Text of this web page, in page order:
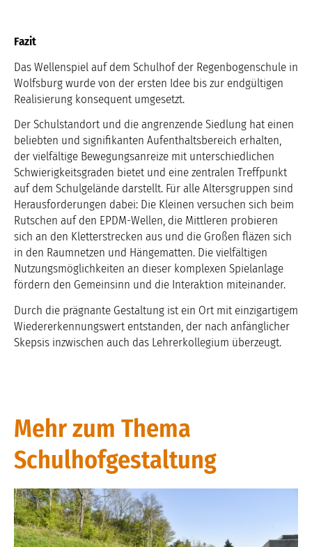
Fazit
Das Wellenspiel auf dem Schulhof der Regenbogenschule in
Wolfsburg wurde von der ersten Idee bis zur endgültigen
Realisierung konsequent umgesetzt.
Der Schulstandort und die angrenzende Siedlung hat einen
beliebten und signifikanten Aufenthaltsbereich erhalten,
der vielfältige Bewegungsanreize mit unterschiedlichen
Schwierigkeitsgraden bietet und eine zentralen Treffpunkt
auf dem Schulgelände darstellt. Für alle Altersgruppen sind
Herausforderungen dabei: Die Kleinen versuchen sich beim
Rutschen auf den EPDM-Wellen, die Mittleren probieren
sich an den Kletterstrecken aus und die Großen fläzen sich
in den Raumnetzen und Hängematten. Die vielfältigen
Nutzungsmöglichkeiten an dieser komplexen Spielanlage
fördern den Gemeinsinn und die Interaktion miteinander.
Durch die prägnante Gestaltung ist ein Ort mit einzigartigem
Wiedererkennungswert entstanden, der nach anfänglicher
Skepsis inzwischen auch das Lehrerkollegium überzeugt.
Mehr zum Thema
Schulhofgestaltung